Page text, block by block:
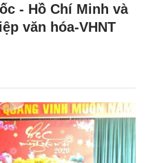
- Hồ Chí Minh và
văn hóa-VHNT